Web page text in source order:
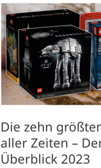
Die zehn
aller Zeiten –
Überblick 2023
Die
zehn
größten
LEGO
Sets
aller
Zeiten
–
Der
große
Überblick
2023